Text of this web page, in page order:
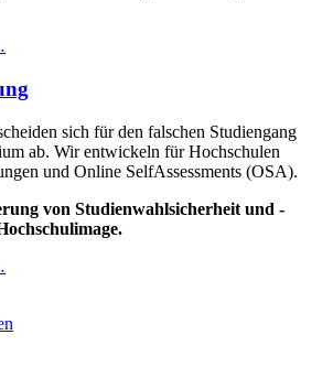
sich für den falschen Studiengang
ab. Wir entwickeln für Hochschulen
und Online SelfAssessments (OSA).
von Studienwahlsicherheit und -